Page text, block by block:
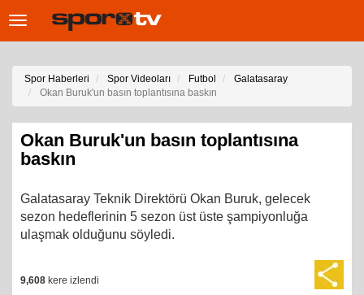
Toggle
Spor Haberleri Spor Videoları Futbol
Galatasaray
Okan Buruk'un basın toplantısına baskın
Okan Buruk'un basın toplantısına
baskın
Galatasaray Teknik Direktörü Okan Buruk, gelecek
sezon hedeflerinin 5 sezon üst üste şampiyonluğa
ulaşmak olduğunu söyledi.
9,608 kere izlendi